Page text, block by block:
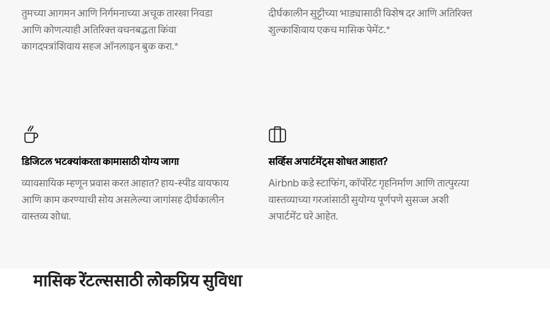
तुमच्या आगमन आणि निर्गमनाच्या अचूक तारखा निवडा
आणि कोणत्याही अतिरिक्त वचनबद्धता किंवा
कागदपत्रांशिवाय सहज ऑनलाइन बुक करा.*
दीर्घकालीन सुट्टीच्या भाड्यासाठी विशेष दर आणि अतिरिक्त
शुल्काशिवाय एकच मासिक पेमेंट.*
डिजिटल भटक्यांकरता कामासाठी योग्य जागा
व्यावसायिक म्हणून प्रवास करत आहात? हाय-स्पीड वायफाय
आणि काम करण्याची सोय असलेल्या जागांसह दीर्घकालीन
वास्तव्य शोधा.
सर्व्हिस अपार्टमेंट्स शोधत आहात?
Airbnb कडे स्टाफिंग, कॉर्पोरेट गृहनिर्माण आणि तात्पुरत्या
वास्तव्याच्या गरजांसाठी सुयोग्य पूर्णपणे सुसज्ज अशी
अपार्टमेंट घरे आहेत.
मासिक रेंटल्ससाठी लोकप्रिय सुविधा